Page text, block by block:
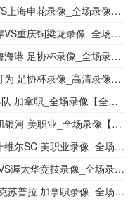
录像_全场录像【视频集锦】
龙录像_全场录像【视频集锦】
录像_全场录像【全场回放】
录像_高清录像【全场回放】
职_全场录像【全场回放】
职业_全场录像【全场回放】
业录像_全场录像【全场回放】
技录像_全场录像【高清回放】
职录像_全场录像【视频集锦】